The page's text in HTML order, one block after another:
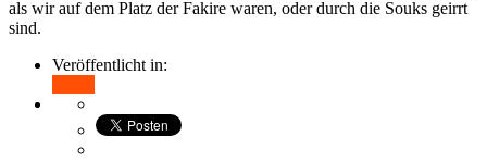
als wir auf dem Platz der Fakire waren, oder durch die Souks geirrt
sind.
Veröffentlicht in: